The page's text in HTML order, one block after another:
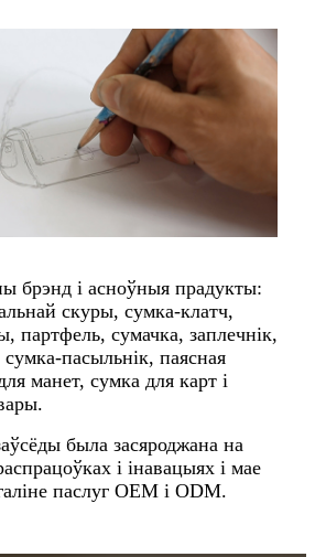
брэнд і асноўныя прадукты:
скуры, сумка-клатч,
партфель, сумачка, заплечнік,
пасыльнік, паясная
манет, сумка для карт і
была засяроджана на
і інавацыях і мае
паслуг OEM і ODM.